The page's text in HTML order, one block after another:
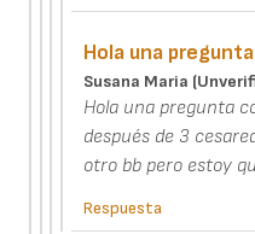
Hola una
Susana Maria
Hola una pregunta
después de 3
otro bb pero estoy
Respuesta